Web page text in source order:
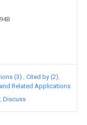
(3)
Cited by (2)
Related Applications
Discuss